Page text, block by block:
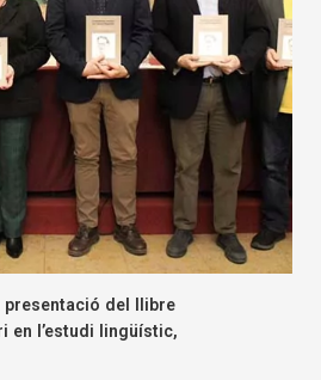
presentació del llibre
en l’estudi lingüístic,